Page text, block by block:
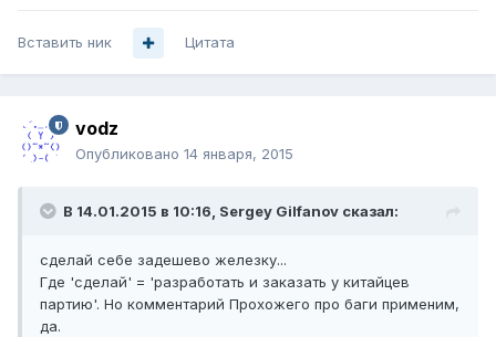
Вставить ник Цитата
vodz
Опубликовано 14 января, 2015
В 14.01.2015 в 10:16, Sergey Gilfanov сказал:
сделай себе задешево железку...
Где 'сделай' = 'разработать и заказать у китайцев
партию'. Но комментарий Прохожего про баги применим,
да.